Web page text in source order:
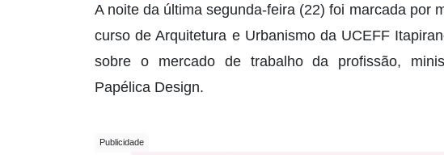
A noite da última segunda-feira (22) foi marcada por
curso de Arquitetura e Urbanismo da UCEFF
sobre o mercado de trabalho da profissão,
Papélica Design.